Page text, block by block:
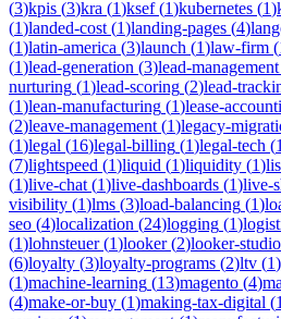
(3)kpis (3)kra (1)ksef(1)kubernetes (1)
(1)landed-cost (1)landing-pages (4)
(1)latin-america (3)launch (1)law-firm (
(1)lead-generation (3)lead-management
nurturing (1)lead-scoring (2)lead-
(1)lean-manufacturing (1)lease-
(2)leave-management (1)legacy-
(1)legal (16)legal-billing (1)legal-tech (1
(7)lightspeed (1)liquid (1)liquidity (1)
(1)live-chat (1)live-dashboards (1)live-
visibility (1)lms (3)load-balancing (1)
seo (4)localization (24)logging (1)
(1)lohnsteuer(1)looker(2)looker-studio
(6)loyalty (3)loyalty-programs (2)ltv (1)
(1)machine-learning (13)magento (4)
(4)make-or-buy (1)making-tax-digital (1